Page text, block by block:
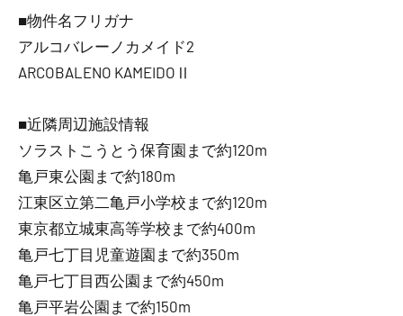
■物件名フリガナ
アルコバレーノカメイド2
ARCOBALENO KAMEIDOⅡ
■近隣周辺施設情報
ソラストこうとう保育園まで約120m
亀戸東公園まで約180m
江東区立第二亀戸小学校まで約120m
東京都立城東高等学校まで約400m
亀戸七丁目児童遊園まで約350m
亀戸七丁目西公園まで約450m
亀戸平岩公園まで約150m